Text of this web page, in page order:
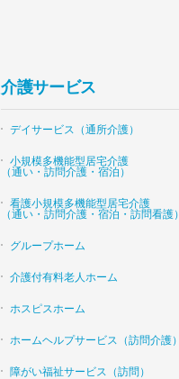
介護サービス
デイサービス（通所介護）
小規模多機能型居宅介護
（通い・訪問介護・宿泊）
看護小規模多機能型居宅介護
（通い・訪問介護・宿泊・訪問看護）
グループホーム
介護付有料老人ホーム
ホスピスホーム
ホームヘルプサービス（訪問介護）
障がい福祉サービス（訪問）